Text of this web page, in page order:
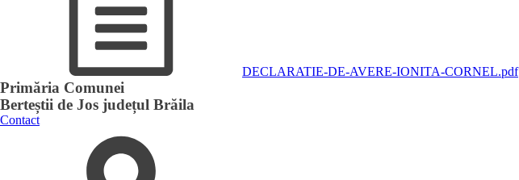
DECLARATIE-DE-AVERE-IONITA-CORNEL.pdf
Primăria Comunei
Berteștii de Jos județul Brăila
Contact